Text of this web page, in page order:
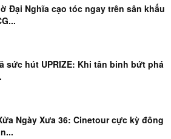
Đại Nghĩa cạo tóc ngay trên sân khấu
sức hút UPRIZE: Khi tân binh bứt phá
Ngày Xưa 36: Cinetour cực kỳ đông